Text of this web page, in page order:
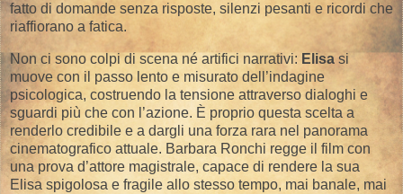
fatto di domande senza risposte, silenzi pesanti e ricordi che
riaffiorano a fatica.
Non ci sono colpi di scena né artifici narrativi: Elisa si
muove con il passo lento e misurato dell’indagine
psicologica, costruendo la tensione attraverso dialoghi e
sguardi più che con l’azione. È proprio questa scelta a
renderlo credibile e a dargli una forza rara nel panorama
cinematografico attuale. Barbara Ronchi regge il film con
una prova d’attore magistrale, capace di rendere la sua
Elisa spigolosa e fragile allo stesso tempo, mai banale, mai